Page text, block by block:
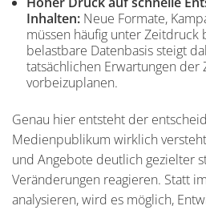
Inhalten: Neue Formate,
müssen häufig unter
belastbare Datenbasis steigt
tatsächlichen Erwartungen der
vorbeizuplanen.
Genau hier entsteht der
Medienpublikum wirklich
und Angebote deutlich gezielter
Veränderungen reagieren. Statt
analysieren, wird es möglich,